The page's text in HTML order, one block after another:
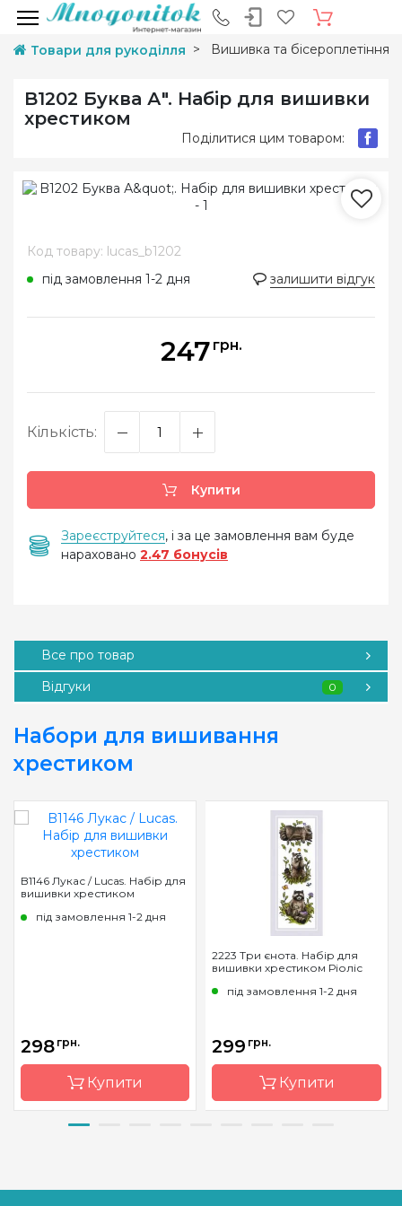
Товари для рукоділля Вишивка та бісероплетіння
B1202 Буква А". Набір для вишивки
хрестиком
Поділитися цим товаром:
Код товару: lucas_b1202
під замовлення 1-2 дня
залишити відгук
247 грн.
Кількість:
Купити
Зареєструйтеся, і за це замовлення вам буде
нараховано 2.47 бонусів
Все про товар
Відгуки
0
Набори для вишивання
хрестиком
B1146 Лукас / Lucas. Набір для
вишивки хрестиком
під замовлення 1-2 дня
298 грн.
Купити
Країна
Молдова
2223 Три єнота. Набір для
вишивки хрестиком Ріоліс
під замовлення 1-2 дня
299 грн.
Купити
Країна
Литва